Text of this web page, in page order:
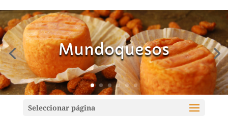
Mundoquesos
Seleccionar página